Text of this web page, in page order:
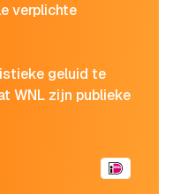
verplichte
geluid te
WNL zijn publieke